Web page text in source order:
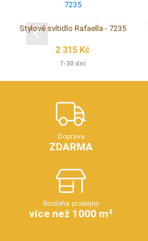
Stylové svítidlo Rafaella - 7235
2 315 Kč
7-30 dní
Doprava
ZDARMA
Rozloha prodejny
více než 1000 m²